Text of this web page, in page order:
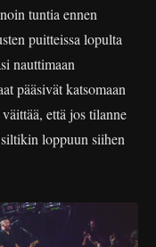
tuntia ennen
puitteissa lopulta
nauttimaan
pääsivät katsomaan
että jos tilanne
loppuun siihen